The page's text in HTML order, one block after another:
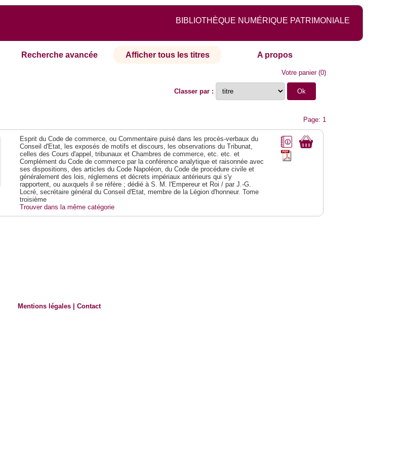
BIBLIOTHÈQUE NUMÉRIQUE PATRIMONIALE
Recherche avancée Afficher tous les titres A propos
Votre panier(0)
Classer par :
Page: 1
Esprit du Code de commerce, ou Commentaire puisé dans les procès-verbaux du
Conseil d'Etat, les exposés de motifs et discours, les observations du Tribunat,
celles des Cours d'appel, tribunaux et Chambres de commerce, etc. etc. et
Complément du Code de commerce par la conférence analytique et raisonnée avec
ses dispositions, des articles du Code Napoléon, du Code de procédure civile et
généralement des lois, réglemens et décrets impériaux antérieurs qui s'y
rapportent, ou auxquels il se réfère ; dédié à S. M. l'Empereur et Roi / par J.-G.
Locré, secrétaire général du Conseil d'Etat, membre de la Légion d'honneur. Tome
troisième
Trouver dans la même catégorie
Mentions légales |Contact